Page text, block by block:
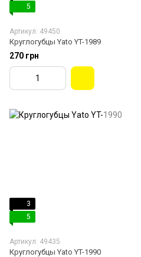
5
Артикул: 49450
Круглогубцы Yato YT-1989
270 грн
3
5
Артикул: 49435
Круглогубцы Yato YT-1990